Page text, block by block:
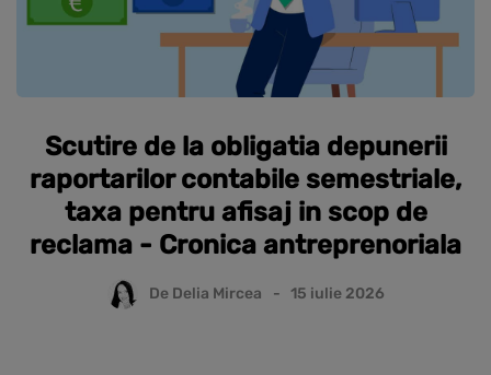
Scutire de la obligatia depunerii
raportarilor contabile semestriale,
taxa pentru afisaj in scop de
reclama - Cronica antreprenoriala
De Delia Mircea 15 iulie 2026